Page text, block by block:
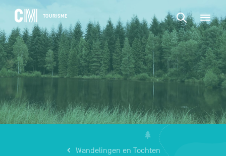
CM
Tourisme
NL
TOURISME
Navigation
principale
Zoeken
naar
een
activiteit,
een
...
Zoeken
naar
een
activiteit,
accommodatie,
...
BEVESTIGEN
Wandelingen en Tochten